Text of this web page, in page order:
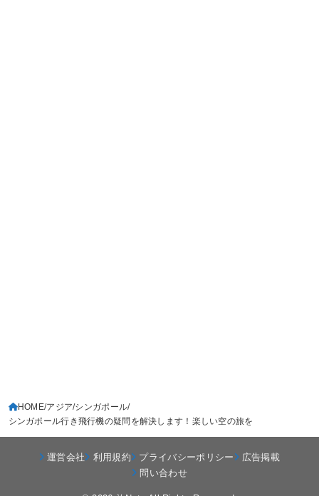
HOME アジア シンガポール
シンガポール行き飛行機の疑問を解決します！楽しい空の旅を
運営会社 利用規約 プライバシーポリシー
広告掲載
問い合わせ